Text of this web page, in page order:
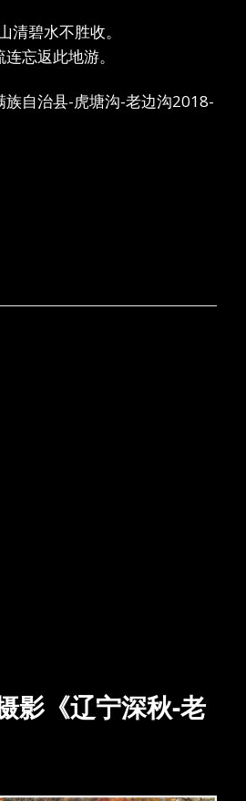
清碧水不胜收。
忘返此地游。
族自治县-虎塘沟-老边沟2018-
影《辽宁深秋-老